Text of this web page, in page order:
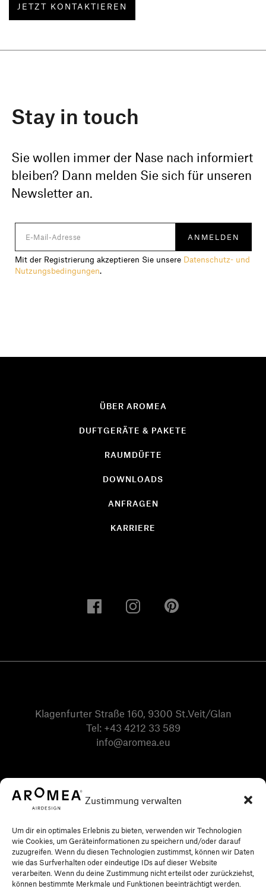
Zustimmung verwalten
Um dir ein optimales Erlebnis zu bieten, verwenden wir Technologien
wie Cookies, um Geräteinformationen zu speichern und/oder darauf
zuzugreifen. Wenn du diesen Technologien zustimmst, können wir Daten
wie das Surfverhalten oder eindeutige IDs auf dieser Website
verarbeiten. Wenn du deine Zustimmung nicht erteilst oder zurückziehst,
können bestimmte Merkmale und Funktionen beeinträchtigt werden.
JETZT KONTAKTIEREN
Stay in touch
Sie wollen immer der Nase nach informiert
bleiben? Dann melden Sie sich für unseren
Newsletter an.
Mit der Registrierung akzeptieren Sie unsere Datenschutz- und
Nutzungsbedingungen.
ÜBER AROMEA
DUFTGERÄTE & PAKETE
RAUMDÜFTE
DOWNLOADS
ANFRAGEN
KARRIERE
Klagenfurter Straße 160, 9300 St.Veit/Glan
Tel: +43 4212 33 589
info@aromea.eu